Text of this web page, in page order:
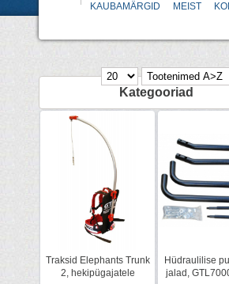
KAUBAMÄRGID
MEIST
Kategooriad
Traksid Elephants Trunk
2, hekipügajatele
Hüdraulilise
jalad,